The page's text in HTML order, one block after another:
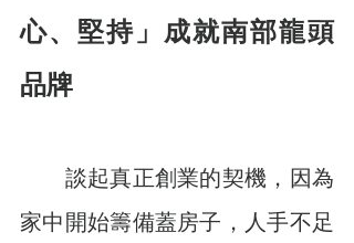
心、堅持」成就南部龍頭
品牌
談起真正創業的契機，因為
家中開始籌備蓋房子，人手不足